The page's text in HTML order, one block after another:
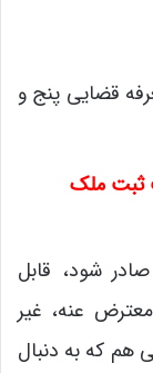
قضایی پنج و
ثبت ملک
­شود، قابل
عنه، غیر
هم که به دنبال